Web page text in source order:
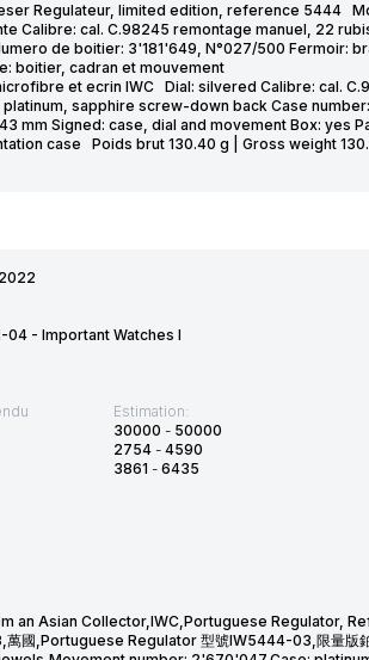
Regulateur, limited edition, reference 5444
Calibre: cal. C.98245 remontage manuel, 22
de boitier: 3'181'649, N°027/500 Fermoir:
Signe: boitier, cadran et
et ecrin IWC Dial: silvered Calibre: cal.
sapphire screw-down back Case
mm Signed: case, dial and movement Box: yes
case Poids brut 130.40 g | Gross weight
04 - Important Watches I
Estimation:
30000 - 50000
2754 - 4590
3861 - 6435
an Asian Collector,IWC,Portuguese Regulator,
國,Portuguese Regulator 型號IW5444-03,限量版